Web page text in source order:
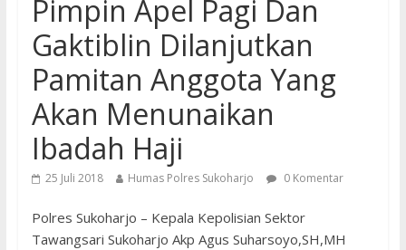
Pimpin Apel Pagi Dan
Gaktiblin Dilanjutkan
Pamitan Anggota Yang
Akan Menunaikan
Ibadah Haji
25 Juli 2018 Humas Polres Sukoharjo 0 Komentar
Polres Sukoharjo – Kepala Kepolisian Sektor
Tawangsari Sukoharjo Akp Agus Suharsoyo,SH,MH